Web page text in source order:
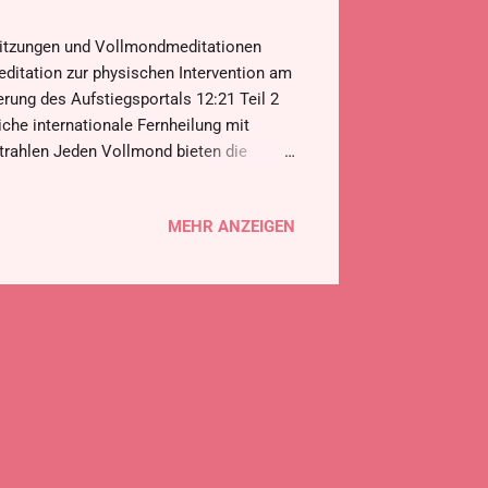
und Vollmondmeditationen
zur physischen Intervention am
des Aufstiegsportals 12:21 Teil 2
internationale Fernheilung mit
Jeden Vollmond bieten die
ist ein Geschenk für alle und ist
gleichzeitig auch französische
zu den unten aufgeführten
MEHR ANZEIGEN